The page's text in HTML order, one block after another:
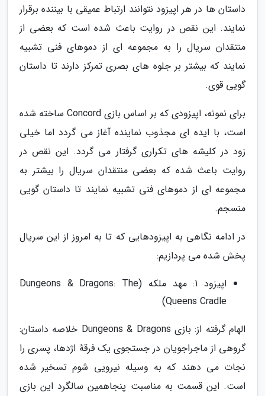
داستان ها در هر اپیزود نتوانند ارتباط عمیقی با بیننده برقرار
نمایند. این نقص در روایت باعث شده است که بعضی از
منتقدان سریال را به مجموعه ای از دموهای فنی تشبیه
نمایند که بیشتر بر جلوه های بصری تمرکز دارند تا داستان
گویی قوی.
برای نمونه، اپیزودی که بر اساس بازی Concord ساخته شده
است، با ایده ای مجذوب نماینده آغاز می گردد اما خیلی
زود در کلیشه های تکراری گرفتار می گردد. این نقص در
روایت باعث شده که بعضی منتقدان سریال را بیشتر به
مجموعه ای از دموهای فنی تشبیه نمایند تا داستان گویی
منسجم.
در ادامه نگاهی به اپیزودهایی که تا به امروز از این سریال
پخش شده می پردازیم:
اپیزود 1: مهد ملکه (Dungeons & Dragons: The
Queens Cradle)
الهام گرفته از: بازی Dungeons & Dragons خلاصه داستان:
گروهی از ماجراجویان در جستجوی یک فرقهٔ اژدها، پسری را
نجات می دهند که به وسیله نیرویی شوم تسخیر شده
است. این قسمت به مناسبت پنجاهمین سالگرد این بازی